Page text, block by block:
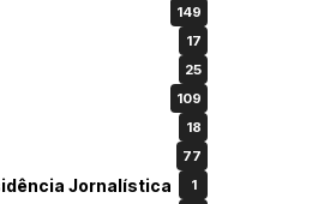
149
17
25
109
18
77
Jornalística 1